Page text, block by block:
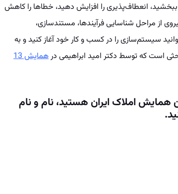
انعطاف‌پذیری را افزایش دهید، خطاها را کاهش
از مراحل شناسایی فرآیندها، مستندسازی،
سیستم‌سازی را در کسب و کار خود آغاز کنید و به
است که توسط دکتر امید ابراهیمی در
همایش 13
همایش املاک ایران هستید، نام و نام